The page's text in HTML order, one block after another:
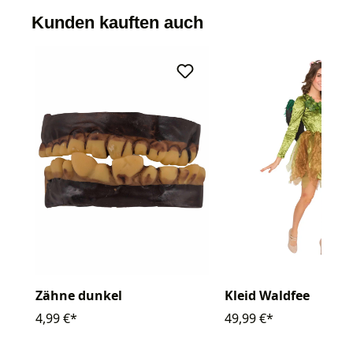
Kunden kauften auch
Zähne dunkel
4,99 €*
Kleid Waldfee
49,99 €*